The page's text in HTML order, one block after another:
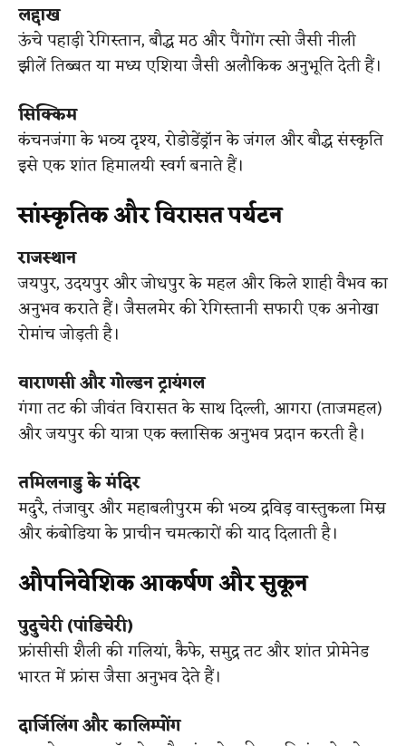
लद्दाख
ऊंचे पहाड़ी रेगिस्तान, बौद्ध मठ और पैंगोंग त्सो जैसी नीली
झीलें तिब्बत या मध्य एशिया जैसी अलौकिक अनुभूति देती हैं।
सिक्किम
कंचनजंगा के भव्य दृश्य, रोडोडेंड्रॉन के जंगल और बौद्ध संस्कृति
इसे एक शांत हिमालयी स्वर्ग बनाते हैं।
सांस्कृतिक और विरासत पर्यटन
राजस्थान
जयपुर, उदयपुर और जोधपुर के महल और किले शाही वैभव का
अनुभव कराते हैं। जैसलमेर की रेगिस्तानी सफारी एक अनोखा
रोमांच जोड़ती है।
वाराणसी और गोल्डन ट्रायंगल
गंगा तट की जीवंत विरासत के साथ दिल्ली, आगरा (ताजमहल)
और जयपुर की यात्रा एक क्लासिक अनुभव प्रदान करती है।
तमिलनाडु के मंदिर
मदुरै, तंजावुर और महाबलीपुरम की भव्य द्रविड़ वास्तुकला मिस्र
और कंबोडिया के प्राचीन चमत्कारों की याद दिलाती है।
औपनिवेशिक आकर्षण और सुकून
पुदुचेरी (पांडिचेरी)
फ्रांसीसी शैली की गलियां, कैफे, समुद्र तट और शांत प्रोमेनेड
भारत में फ्रांस जैसा अनुभव देते हैं।
दार्जिलिंग और कालिम्पोंग